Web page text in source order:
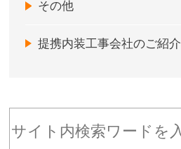
その他
提携内装工事会社のご紹介